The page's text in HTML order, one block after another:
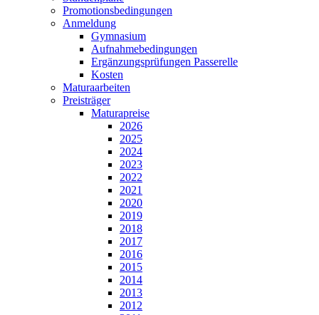
Promotionsbedingungen
Anmeldung
Gymnasium
Aufnahmebedingungen
Ergänzungsprüfungen Passerelle
Kosten
Maturaarbeiten
Preisträger
Maturapreise
2026
2025
2024
2023
2022
2021
2020
2019
2018
2017
2016
2015
2014
2013
2012